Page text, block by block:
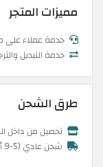
مميزات المتجر
خدمة عملاء على
خدمة التبديل
طرق الشحن
تحصيل من داخل
شحن عادي (5-9 أيام عمل)